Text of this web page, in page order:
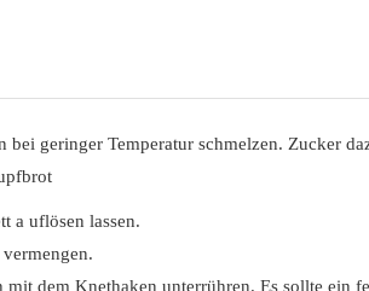
geringer Temperatur schmelzen. Zucker
a uflösen lassen.
dem Knethaken unterrühren. Es sollte ein